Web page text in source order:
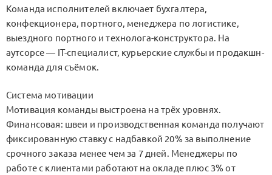
Команда исполнителей включает бухгалтера,
конфекционера, портного, менеджера по логистике,
выездного портного и технолога-конструктора. На
аутсорсе — IT-специалист, курьерские службы и продакшн-
команда для съёмок.
Система мотивации
Мотивация команды выстроена на трёх уровнях.
Финансовая: швеи и производственная команда получают
фиксированную ставку с надбавкой 20% за выполнение
срочного заказа менее чем за 7 дней. Менеджеры по
работе с клиентами работают на окладе плюс 3% от